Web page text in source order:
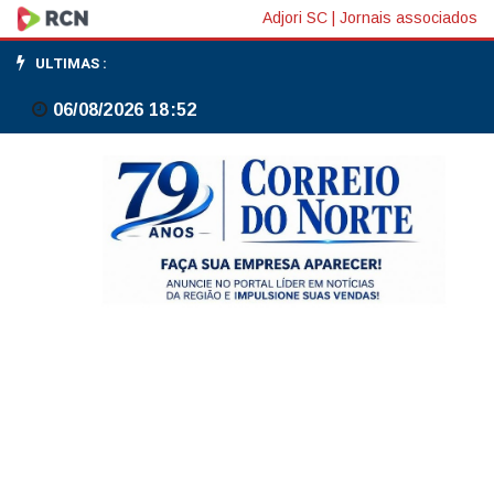
TSE
mantém
condenação
Claudio
Castro
Adjori SC Jornais associados
ULTIMAS :
06/08/2026 18:52